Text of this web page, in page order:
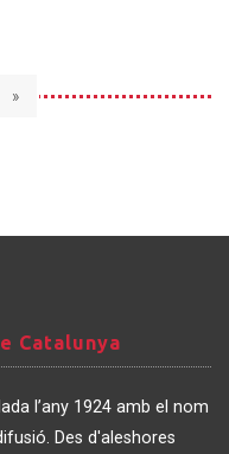
»
Catalunya
l’any 1924 amb el nom
Des d'aleshores